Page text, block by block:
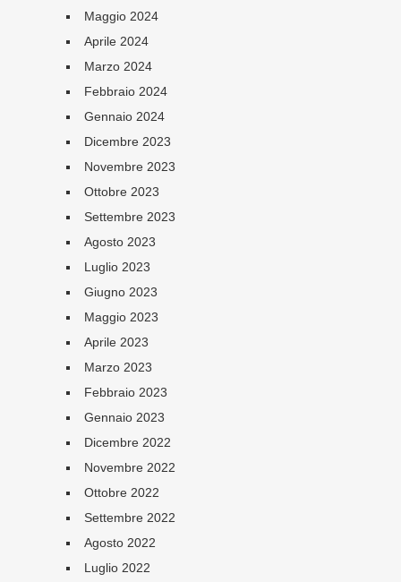
Maggio 2024
Aprile 2024
Marzo 2024
Febbraio 2024
Gennaio 2024
Dicembre 2023
Novembre 2023
Ottobre 2023
Settembre 2023
Agosto 2023
Luglio 2023
Giugno 2023
Maggio 2023
Aprile 2023
Marzo 2023
Febbraio 2023
Gennaio 2023
Dicembre 2022
Novembre 2022
Ottobre 2022
Settembre 2022
Agosto 2022
Luglio 2022